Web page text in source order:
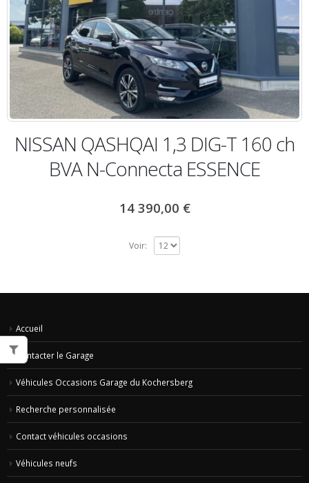
NISSAN QASHQAI 1,3 DIG-T 160 ch
BVA N-Connecta ESSENCE
14 390,00 €
Voir:
Accueil
Contacter le Garage
Véhicules Occasions Garage du Kochersberg
Recherche personnalisée
Contact véhicules occasions
Véhicules neufs